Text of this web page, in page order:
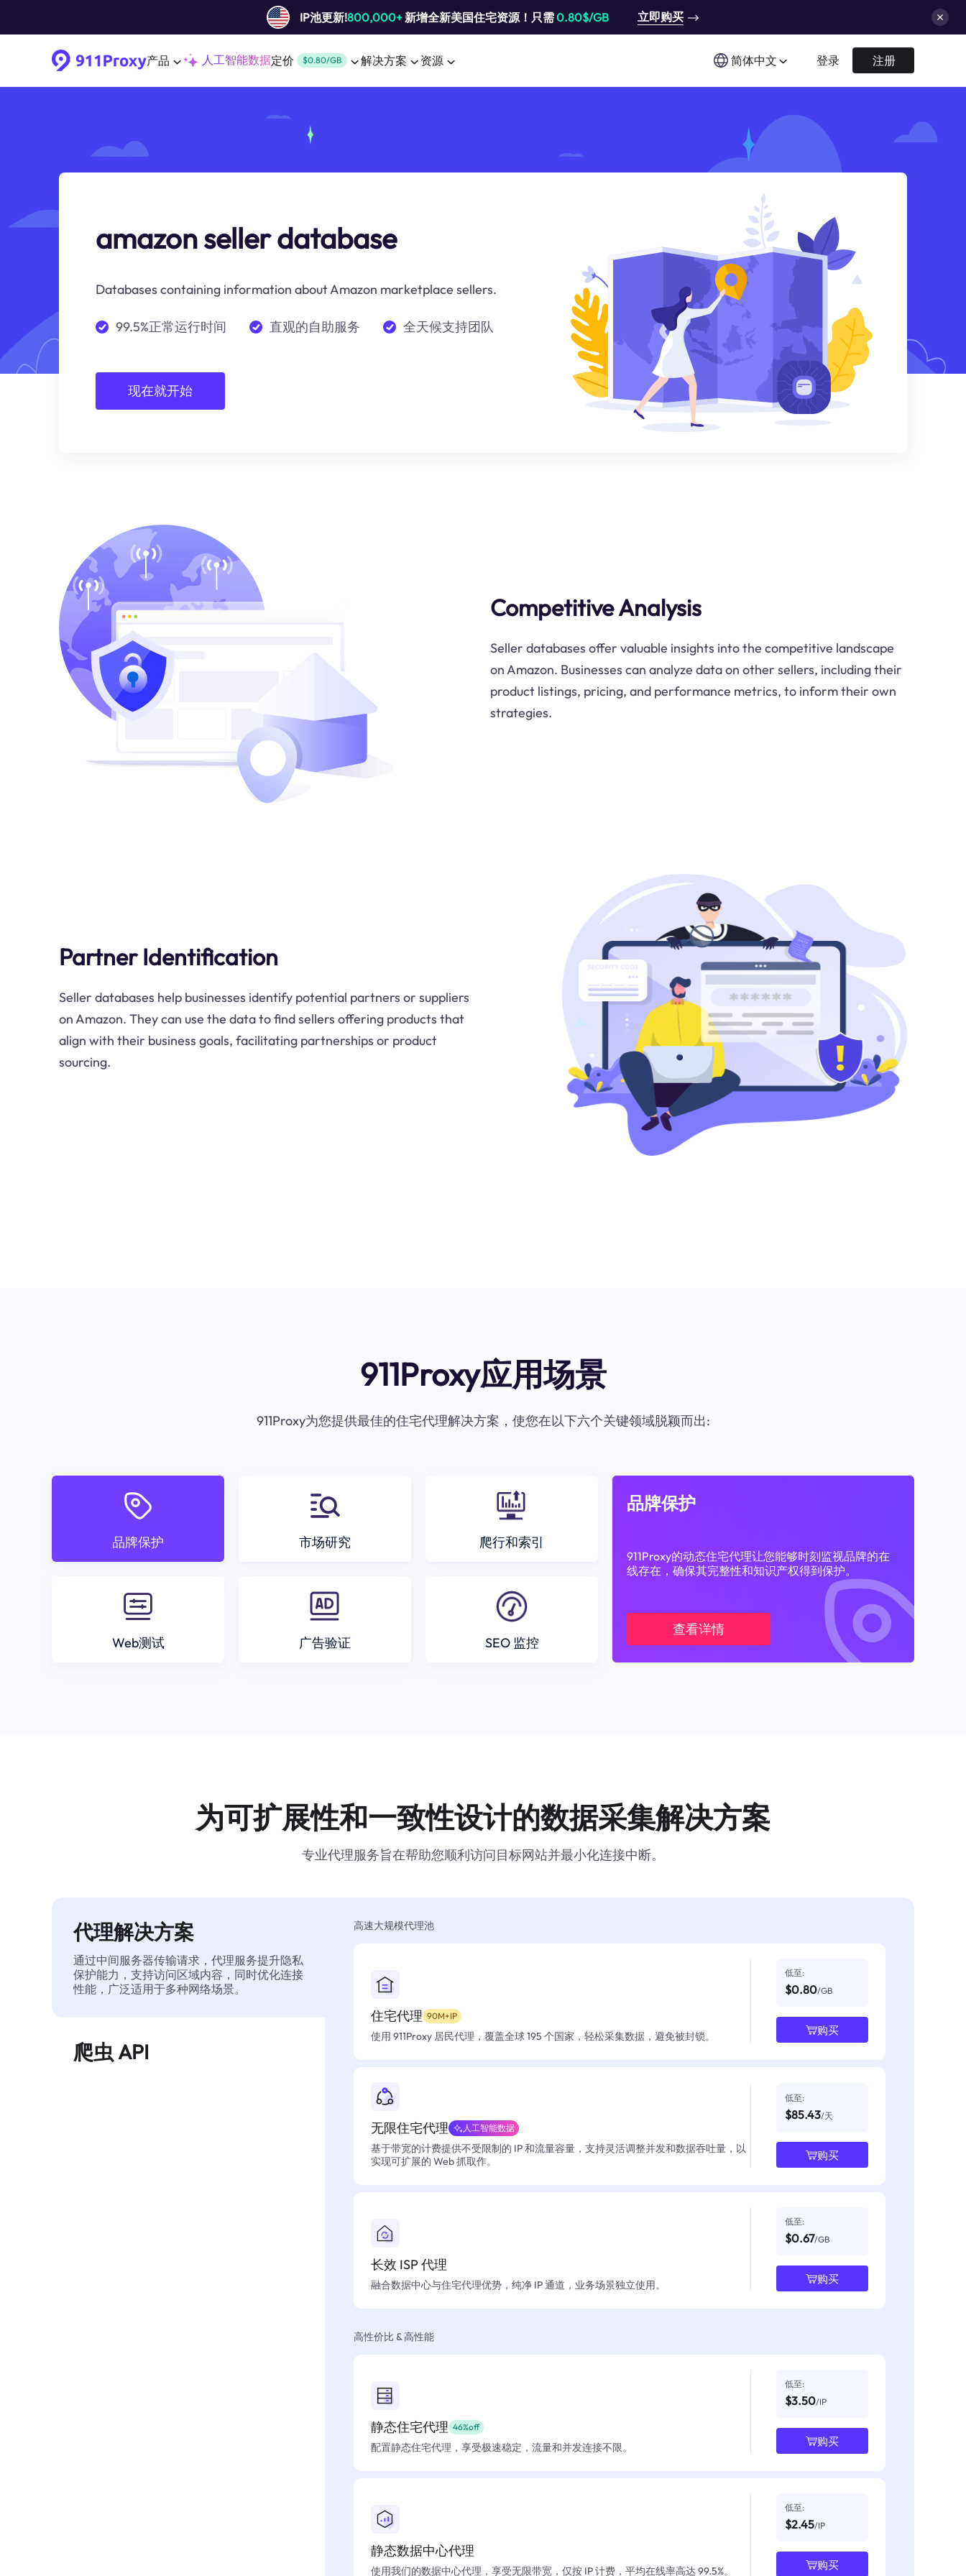
IP池更新!800,000+新增全新美国住宅资源！只需0.80$/GB 立即购买
产品 人工智能数据定价 $0.80/GB 解决方案 资源 简体中文 登录 注册
amazon seller database
Databases containing information about Amazon marketplace sellers.
99.5%正常运行时间 直观的自助服务 全天候支持团队
现在就开始
Competitive Analysis
Seller databases offer valuable insights into the competitive landscape
on Amazon. Businesses can analyze data on other sellers, including their
product listings, pricing, and performance metrics, to inform their own
strategies.
Partner Identification
Seller databases help businesses identify potential partners or suppliers
on Amazon. They can use the data to find sellers offering products that
align with their business goals, facilitating partnerships or product
sourcing.
911Proxy应用场景
911Proxy为您提供最佳的住宅代理解决方案，使您在以下六个关键领域脱颖而出:
品牌保护 市场研究 爬行和索引
Web测试 广告验证 SEO 监控
品牌保护
911Proxy的动态住宅代理让您能够时刻监视品牌的在
线存在，确保其完整性和知识产权得到保护。
查看详情
为可扩展性和一致性设计的数据采集解决方案
专业代理服务旨在帮助您顺利访问目标网站并最小化连接中断。
代理解决方案
通过中间服务器传输请求，代理服务提升隐私
保护能力，支持访问区域内容，同时优化连接
性能，广泛适用于多种网络场景。
爬虫 API
高速大规模代理池
住宅代理 90M+IP
使用 911Proxy 居民代理，覆盖全球 195 个国家，轻松采集数据，避免被封锁。
低至:
$0.80/GB
购买
无限住宅代理 人工智能数据
基于带宽的计费提供不受限制的 IP 和流量容量，支持灵活调整并发和数据吞吐量，以
实现可扩展的 Web 抓取作。
低至:
$85.43/天
购买
长效 ISP 代理
融合数据中心与住宅代理优势，纯净 IP 通道，业务场景独立使用。
低至:
$0.67/GB
购买
高性价比 & 高性能
静态住宅代理 46%off
配置静态住宅代理，享受极速稳定，流量和并发连接不限。
低至:
$3.50/IP
购买
静态数据中心代理
使用我们的数据中心代理，享受无限带宽，仅按 IP 计费，平均在线率高达 99.5%。
低至:
$2.45/IP
购买